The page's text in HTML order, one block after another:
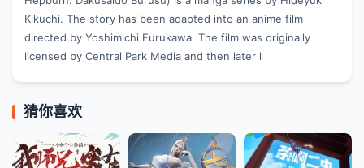
Kikuchi. The story has been adapted into an anime film
directed by Yoshimichi Furukawa. The film was originally
licensed by Central Park Media and then later l
猜你喜欢